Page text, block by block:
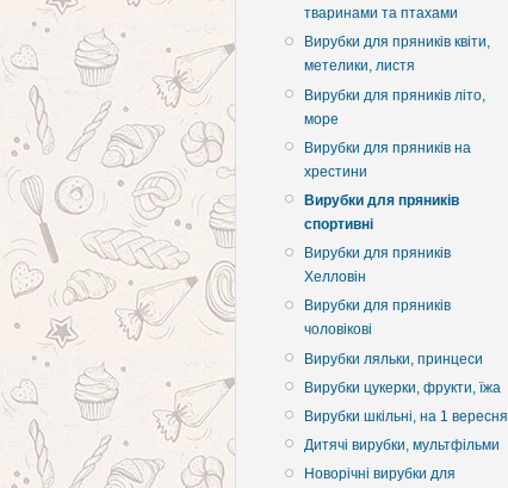
тваринами та птахами
Вирубки для пряників квіти,
метелики, листя
Вирубки для пряників літо,
море
Вирубки для пряників на
хрестини
Вирубки для пряників
спортивні
Вирубки для пряників
Хелловін
Вирубки для пряників
чоловікові
Вирубки ляльки, принцеси
Вирубки цукерки, фрукти, їжа
Вирубки шкільні, на 1 вересня
Дитячі вирубки, мультфільми
Новорічні вирубки для